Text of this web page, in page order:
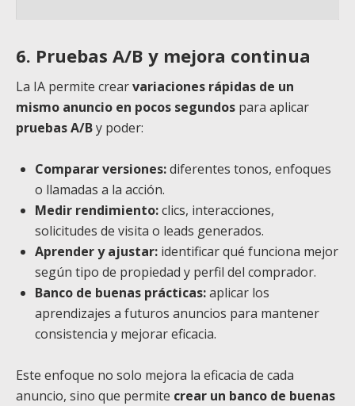
6. Pruebas A/B y mejora continua
La IA permite crearvariaciones rápidas de un
mismo anuncio en pocos segundos para aplicar
pruebas A/By poder:
Comparar versiones:diferentes tonos, enfoques
o llamadas a la acción.
Medir rendimiento:clics, interacciones,
solicitudes de visita o leads generados.
Aprender y ajustar: identificar qué funciona mejor
según tipo de propiedad y perfil del comprador.
Banco de buenas prácticas:aplicar los
aprendizajes a futuros anuncios para mantener
consistencia y mejorar eficacia.
Este enfoque no solo mejora la eficacia de cada
anuncio, sino que permite crear un banco de buenas